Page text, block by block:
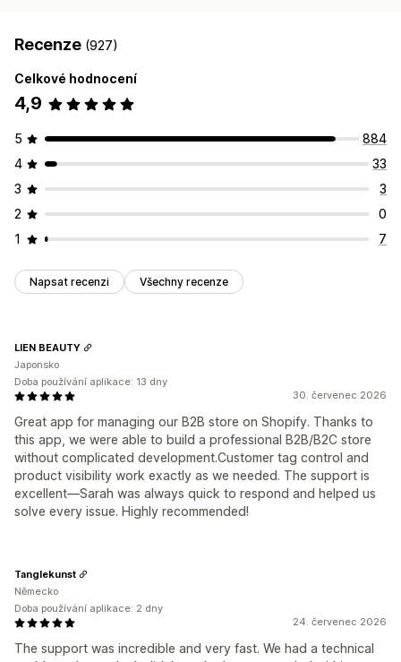
Recenze (927)
Celkové hodnocení
4,9
5
884
4
33
3
3
2
0
1
7
Napsat recenzi Všechny recenze
30. červenec 2026
Great app for managing our B2B store on Shopify. Thanks to
this app, we were able to build a professional B2B/B2C store
without complicated development.Customer tag control and
product visibility work exactly as we needed. The support is
excellent—Sarah was always quick to respond and helped us
solve every issue. Highly recommended!
LIEN BEAUTY
Japonsko
Doba používání aplikace: 13 dny
24. červenec 2026
The support was incredible and very fast. We had a technical
Tanglekunst
Německo
Doba používání aplikace: 2 dny